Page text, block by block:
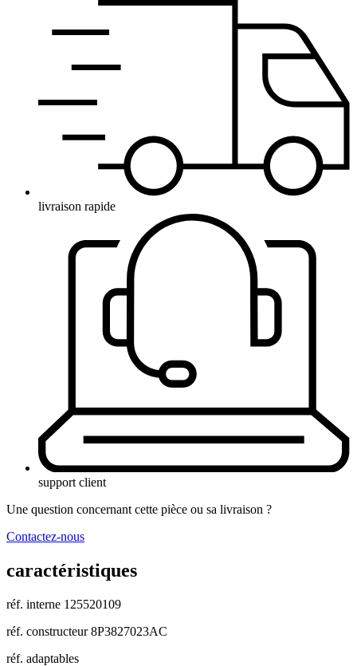
livraison rapide
support client
Une question concernant cette pièce ou sa livraison ?
Contactez-nous
caractéristiques
réf. interne 125520109
réf. constructeur 8P3827023AC
réf. adaptables